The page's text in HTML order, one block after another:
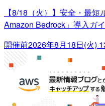
【8/18（火）】安全・最
Amazon Bedrock」導入ガ
開催前2026年8月18日(火)